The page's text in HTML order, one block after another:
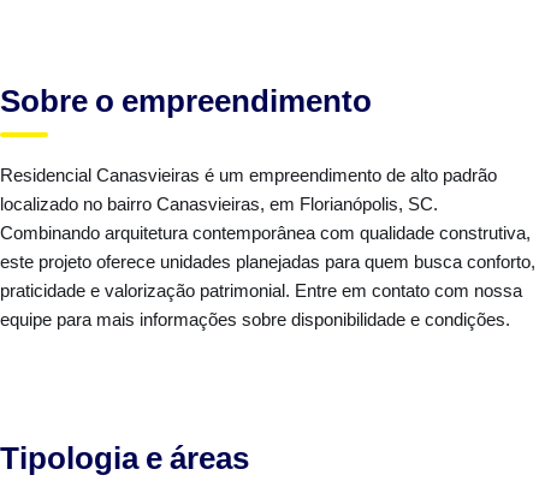
Sobre o empreendimento
Residencial Canasvieiras é um empreendimento de alto padrão
localizado no bairro Canasvieiras, em Florianópolis, SC.
Combinando arquitetura contemporânea com qualidade construtiva,
este projeto oferece unidades planejadas para quem busca conforto,
praticidade e valorização patrimonial. Entre em contato com nossa
equipe para mais informações sobre disponibilidade e condições.
Tipologia e áreas